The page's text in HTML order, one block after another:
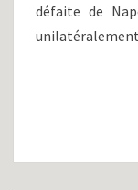
défaite de